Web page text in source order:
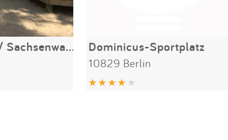
Bienenspielplatz / Sachsenwaldstraße Dominicus-Sportplatz
10829 Berlin